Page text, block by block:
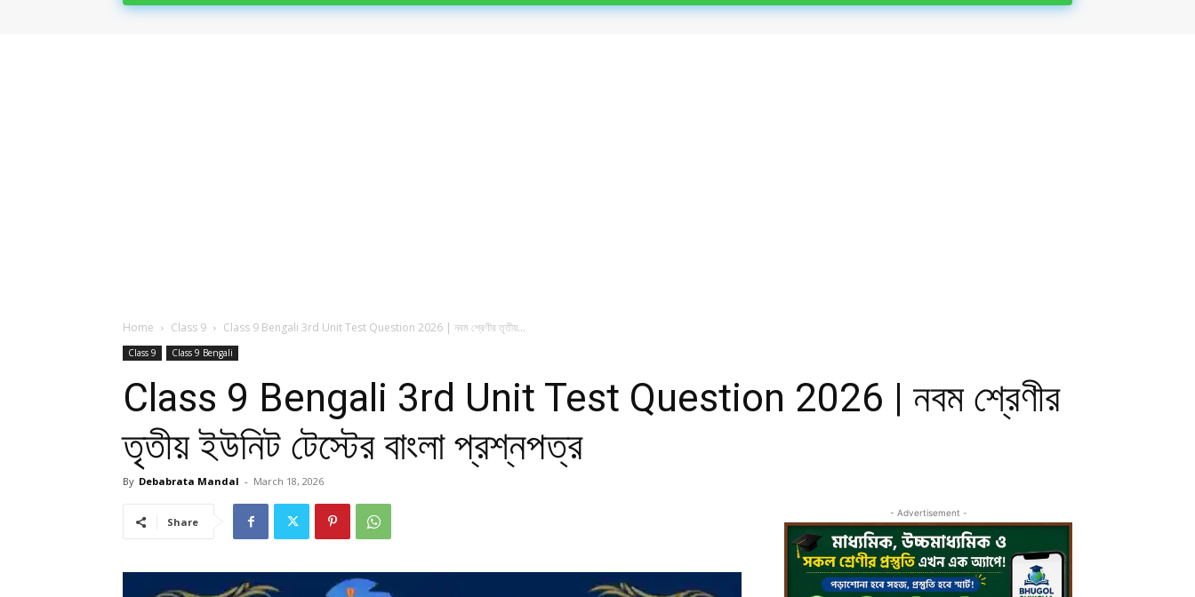
Home Class 9 Class 9 Bengali 3rd Unit Test Question 2026 | নবম শ্রেণীর তৃতীয়...
Class 9 Class 9 Bengali
Class 9 Bengali 3rd Unit Test Question 2026 | নবম শ্রেণীর
তৃতীয় ইউনিট টেস্টের বাংলা প্রশ্নপত্র
By Debabrata Mandal - March 18, 2026
Share
- Advertisement -